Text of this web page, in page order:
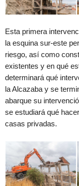
Esta primera
la esquina sur-este
riesgo, así como
existentes y en qué
determinará qué
la Alcazaba y se
abarque su
se estudiará qué
casas privadas.